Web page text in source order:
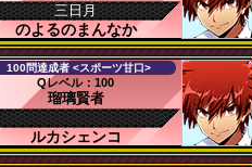
三日月
のよるのまんなか
100問達成者 <スポーツ甘口>
Qレベル：100
瑠璃賢者
ルカシェンコ